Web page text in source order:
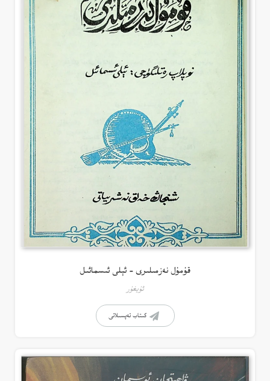
قۇمۇل نەزمىلىرى – ئېلى ئىسمائىل
ئۇيغۇر
كىتاب تەپسىلاتى